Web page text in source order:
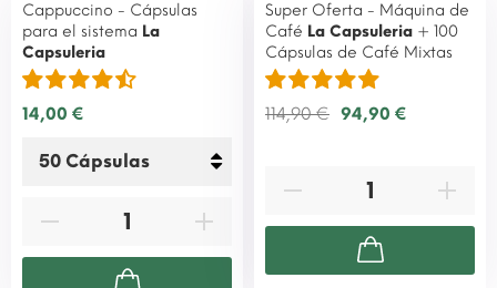
Cappuccino - Cápsulas
para el sistema La
Capsuleria
14,00 €
Super Oferta - Máquina de
Café La Capsuleria + 100
Cápsulas de Café Mixtas
114,90 € 94,90 €